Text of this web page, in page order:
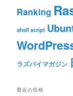
Ranking
shell script
ラズパイマガジン
最近の投稿